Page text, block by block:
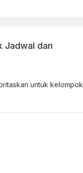
Jadwal dan
untuk kelompok